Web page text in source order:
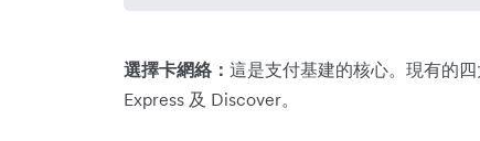
選擇卡網絡： 這是支付基建的核心。現有的四
Express 及 Discover。